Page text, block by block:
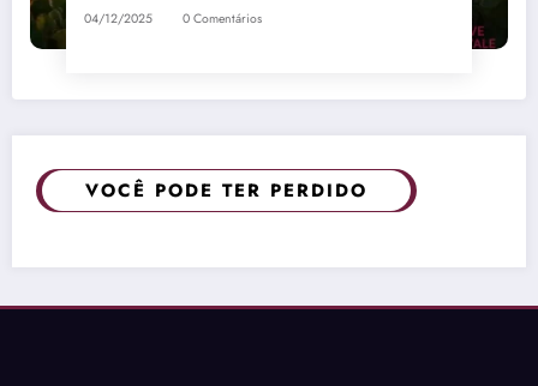
04/12/2025 0 Comentários
VOCÊ PODE TER PERDIDO